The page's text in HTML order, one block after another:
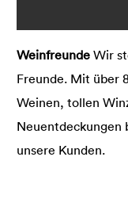
Weinfreunde Wir
Freunde. Mit über
Weinen, tollen
Neuentdeckungen
unsere Kunden.